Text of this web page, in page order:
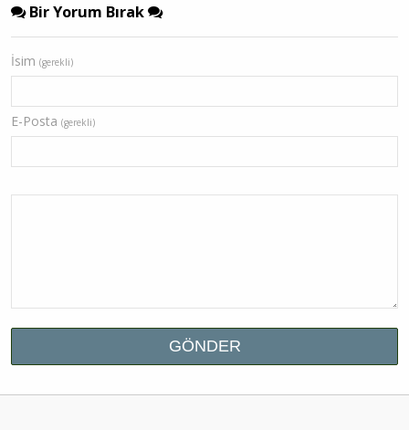
Bir Yorum Bırak
İsim (gerekli)
E-Posta (gerekli)